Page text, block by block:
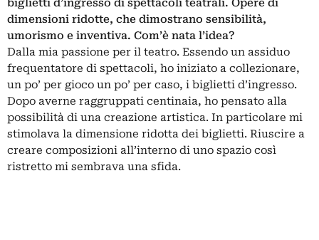
biglietti d’ingresso di spettacoli teatrali. Opere di
dimensioni ridotte, che dimostrano sensibilità,
umorismo e inventiva. Com’è nata l’idea?
Dalla mia passione per il teatro. Essendo un assiduo
frequentatore di spettacoli, ho iniziato a collezionare,
un po’ per gioco un po’ per caso, i biglietti d’ingresso.
Dopo averne raggruppati centinaia, ho pensato alla
possibilità di una creazione artistica. In particolare mi
stimolava la dimensione ridotta dei biglietti. Riuscire a
creare composizioni all’interno di uno spazio così
ristretto mi sembrava una sfida.